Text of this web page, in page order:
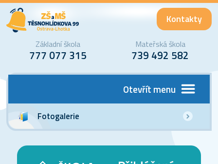
Kontakty
Základní škola
777 077 315
Mateřská škola
739 492 582
Otevřít menu
Fotogalerie